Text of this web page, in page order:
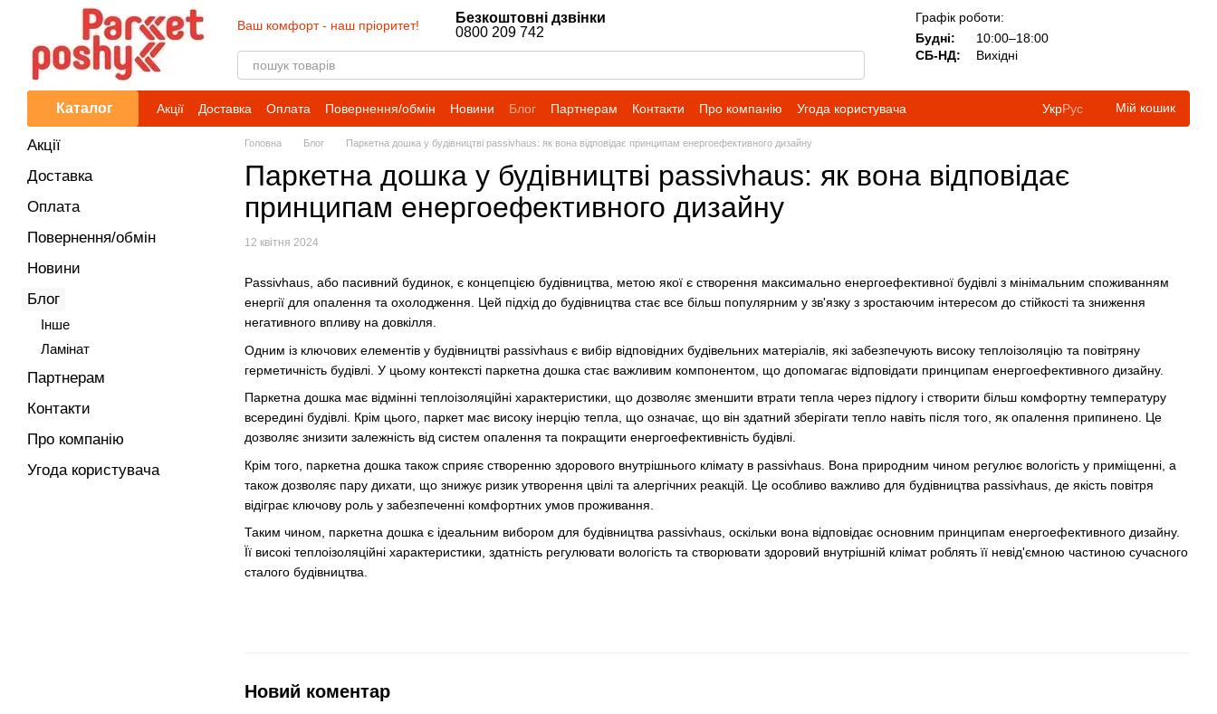
Перейти до основного контенту
Ваш комфорт - наш пріоритет!
Безкоштовні дзвінки
0800 209 742
Графік роботи:
Будні:
10:00–18:00
СБ-НД:
Вихідні
Каталог Акції Доставка Оплата Повернення/обмін Новини Блог Партнерам Контакти Про компанію Угода користувача УкрРус Мій кошик
Головна Блог Паркетна дошка у будівництві passivhaus: як вона відповідає принципам енергоефективного дизайну
Паркетна дошка у будівництві passivhaus: як вона відповідає
принципам енергоефективного дизайну
12 квітня 2024
Passivhaus, або пасивний будинок, є концепцією будівництва, метою якої є створення максимально енергоефективної будівлі з мінімальним споживанням
енергії для опалення та охолодження. Цей підхід до будівництва стає все більш популярним у зв'язку з зростаючим інтересом до стійкості та зниження
негативного впливу на довкілля.
Одним із ключових елементів у будівництві passivhaus є вибір відповідних будівельних матеріалів, які забезпечують високу теплоізоляцію та повітряну
герметичність будівлі. У цьому контексті паркетна дошка стає важливим компонентом, що допомагає відповідати принципам енергоефективного дизайну.
Паркетна дошка має відмінні теплоізоляційні характеристики, що дозволяє зменшити втрати тепла через підлогу і створити більш комфортну температуру
всередині будівлі. Крім цього, паркет має високу інерцію тепла, що означає, що він здатний зберігати тепло навіть після того, як опалення припинено. Це
дозволяє знизити залежність від систем опалення та покращити енергоефективність будівлі.
Крім того, паркетна дошка також сприяє створенню здорового внутрішнього клімату в passivhaus. Вона природним чином регулює вологість у приміщенні, а
також дозволяє пару дихати, що знижує ризик утворення цвілі та алергічних реакцій. Це особливо важливо для будівництва passivhaus, де якість повітря
відіграє ключову роль у забезпеченні комфортних умов проживання.
Таким чином, паркетна дошка є ідеальним вибором для будівництва passivhaus, оскільки вона відповідає основним принципам енергоефективного дизайну.
Її високі теплоізоляційні характеристики, здатність регулювати вологість та створювати здоровий внутрішній клімат роблять її невід'ємною частиною сучасного
сталого будівництва.
Новий коментар
Акції
Доставка
Оплата
Повернення/обмін
Новини
Блог
Iнше
Ламінат
Партнерам
Контакти
Про компанію
Угода користувача